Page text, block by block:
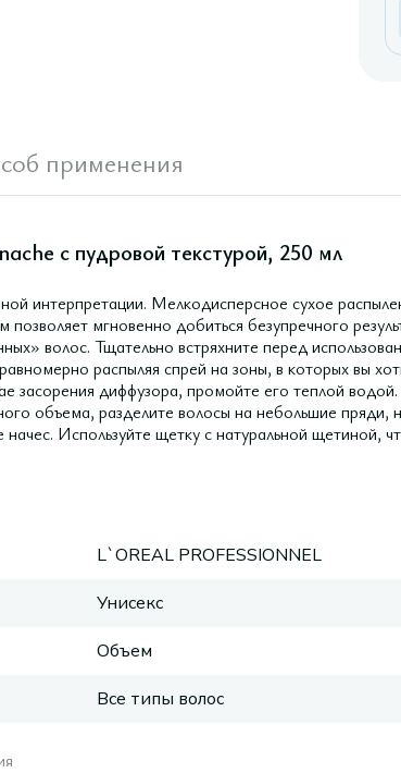
применения
с пудровой текстурой, 250 мл
интерпретации. Мелкодисперсное сухое
мгновенно добиться безупречного
волос. Тщательно встряхните перед
распыляя спрей на зоны, в которых вы
засорения диффузора, промойте его теплой
объема, разделите волосы на небольшие пряди,
Используйте щетку с натуральной щетиной,
L`OREAL PROFESSIONNEL
Унисекс
Объем
Все типы волос